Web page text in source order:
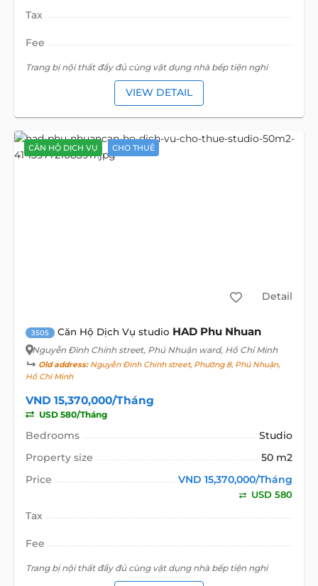
Tax
Fee
Trang bị nội thất đầy đủ cùng vật dụng nhà bếp tiện nghi
VIEW DETAIL
CĂN HỘ DỊCH VỤ CHO THUÊ
Detail
3505 Căn Hộ Dịch Vụ studio HAD Phu Nhuan
Nguyễn Đình Chính street, Phú Nhuận ward, Hồ Chí Minh
Old address:Nguyễn Đình Chính street, Phường 8, Phú Nhuận,
Hồ Chí Minh
VND 15,370,000/Tháng
USD 580/Tháng
Bedrooms
Studio
Property size
50 m2
Price
VND 15,370,000/Tháng
USD 580
Tax
Fee
Trang bị nội thất đầy đủ cùng vật dụng nhà bếp tiện nghi